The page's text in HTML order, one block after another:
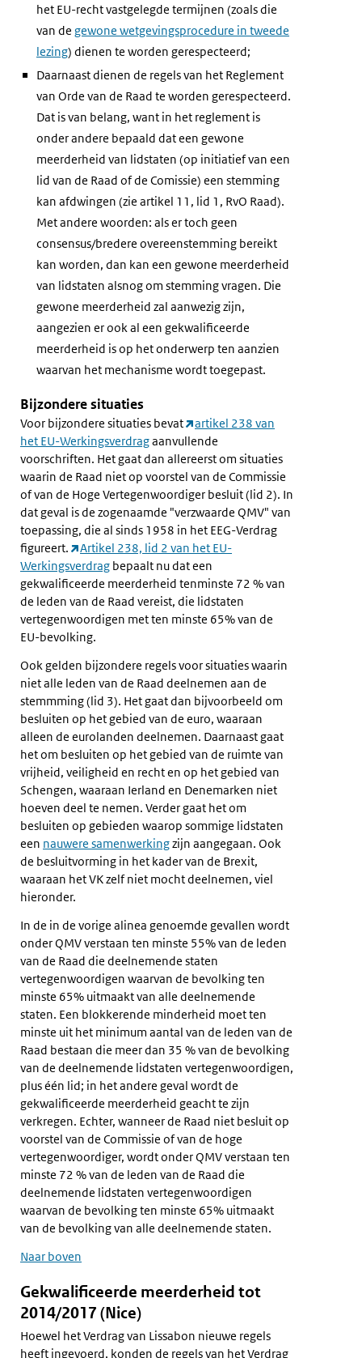
het EU-recht vastgelegde termijnen (zoals die
van de gewone wetgevingsprocedure in tweede
lezing) dienen te worden gerespecteerd;
Daarnaast dienen de regels van het Reglement
van Orde van de Raad te worden gerespecteerd.
Dat is van belang, want in het reglement is
onder andere bepaald dat een gewone
meerderheid van lidstaten (op initiatief van een
lid van de Raad of de Comissie) een stemming
kan afdwingen (zie artikel 11, lid 1, RvO Raad).
Met andere woorden: als er toch geen
consensus/bredere overeenstemming bereikt
kan worden, dan kan een gewone meerderheid
van lidstaten alsnog om stemming vragen. Die
gewone meerderheid zal aanwezig zijn,
aangezien er ook al een gekwalificeerde
meerderheid is op het onderwerp ten aanzien
waarvan het mechanisme wordt toegepast.
Bijzondere situaties
Voor bijzondere situaties bevat
artikel 238 van
het EU-Werkingsverdragaanvullende
voorschriften. Het gaat dan allereerst om situaties
waarin de Raad niet op voorstel van de Commissie
of van de Hoge Vertegenwoordiger besluit (lid 2). In
dat geval is de zogenaamde "verzwaarde QMV" van
toepassing, die al sinds 1958 in het EEG-Verdrag
figureert.
Artikel 238, lid 2 van het EU-
Werkingsverdrag bepaalt nu dat een
gekwalificeerde meerderheid tenminste 72 % van
de leden van de Raad vereist, die lidstaten
vertegenwoordigen met ten minste 65% van de
EU-bevolking.
Ook gelden bijzondere regels voor situaties waarin
niet alle leden van de Raad deelnemen aan de
stemmming (lid 3). Het gaat dan bijvoorbeeld om
besluiten op het gebied van de euro, waaraan
alleen de eurolanden deelnemen. Daarnaast gaat
het om besluiten op het gebied van de ruimte van
vrijheid, veiligheid en recht en op het gebied van
Schengen, waaraan Ierland en Denemarken niet
hoeven deel te nemen. Verder gaat het om
besluiten op gebieden waarop sommige lidstaten
een nauwere samenwerkingzijn aangegaan. Ook
de besluitvorming in het kader van de Brexit,
waaraan het VK zelf niet mocht deelnemen, viel
hieronder.
In de in de vorige alinea genoemde gevallen wordt
onder QMV verstaan ten minste 55% van de leden
van de Raad die deelnemende staten
vertegenwoordigen waarvan de bevolking ten
minste 65% uitmaakt van alle deelnemende
staten. Een blokkerende minderheid moet ten
minste uit het minimum aantal van de leden van de
Raad bestaan die meer dan 35 % van de bevolking
van de deelnemende lidstaten vertegenwoordigen,
plus één lid; in het andere geval wordt de
gekwalificeerde meerderheid geacht te zijn
verkregen. Echter, wanneer de Raad niet besluit op
voorstel van de Commissie of van de hoge
vertegenwoordiger, wordt onder QMV verstaan ten
minste 72 % van de leden van de Raad die
deelnemende lidstaten vertegenwoordigen
waarvan de bevolking ten minste 65% uitmaakt
van de bevolking van alle deelnemende staten.
Naar boven
Gekwalificeerde meerderheid tot
2014/2017 (Nice)
Hoewel het Verdrag van Lissabon nieuwe regels
heeft ingevoerd, konden de regels van het Verdrag